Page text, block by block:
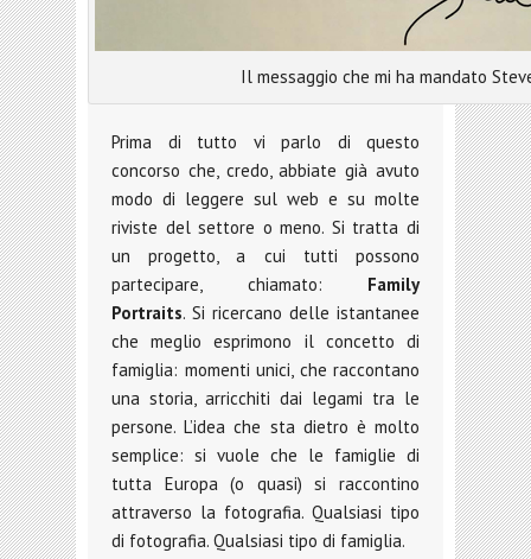
Il messaggio che mi ha mandato
Prima di tutto vi parlo di questo
concorso che, credo, abbiate già avuto
modo di leggere sul web e su molte
riviste del settore o meno. Si tratta di
un progetto, a cui tutti possono
partecipare, chiamato: Family
Portraits. Si ricercano delle istantanee
che meglio esprimono il concetto di
famiglia: momenti unici, che raccontano
una storia, arricchiti dai legami tra le
persone. L’idea che sta dietro è molto
semplice: si vuole che le famiglie di
tutta Europa (o quasi) si raccontino
attraverso la fotografia. Qualsiasi tipo
di fotografia. Qualsiasi tipo di famiglia.